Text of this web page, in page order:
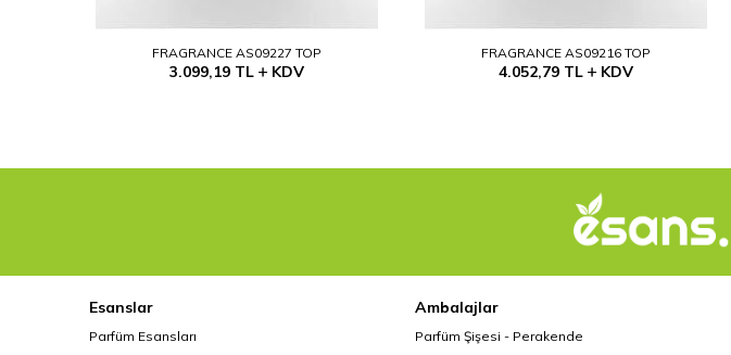
FRAGRANCE AS09227 TOP
3.099,19 TL KDV
FRAGRANCE AS09216 TOP
4.052,79TL KDV
Esanslar
Parfüm Esansları
Ambalajlar
Parfüm Şişesi - Perakende